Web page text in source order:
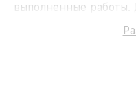
выполненные